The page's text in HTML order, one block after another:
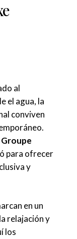
al
el agua, la
conviven
Groupe
para ofrecer
y
en un
relajación y
los